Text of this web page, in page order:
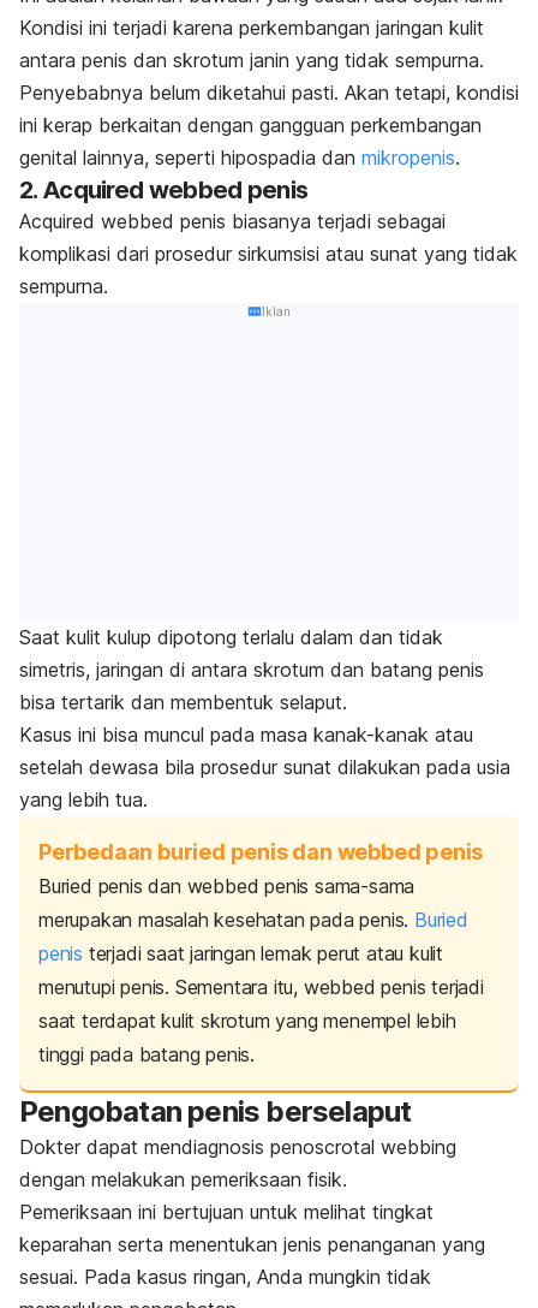
Kondisi ini terjadi karena perkembangan jaringan kulit
antara penis dan skrotum janin yang tidak sempurna.
Penyebabnya belum diketahui pasti. Akan tetapi, kondisi
ini kerap berkaitan dengan gangguan perkembangan
genital lainnya, seperti hipospadia dan mikropenis.
2. Acquired webbed penis
Acquired webbed penis biasanya terjadi sebagai
komplikasi dari prosedur sirkumsisi atau sunat yang tidak
sempurna.
Iklan
Saat kulit kulup dipotong terlalu dalam dan tidak
simetris, jaringan di antara skrotum dan batang penis
bisa tertarik dan membentuk selaput.
Kasus ini bisa muncul pada masa kanak-kanak atau
setelah dewasa bila prosedur sunat dilakukan pada usia
yang lebih tua.
Perbedaan buried penis dan webbed penis
Buried penisdan webbed penis sama-sama
merupakan masalah kesehatan pada penis. Buried
penis terjadi saat jaringan lemak perut atau kulit
menutupi penis. Sementara itu, webbed penisterjadi
saat terdapat kulit skrotum yang menempel lebih
tinggi pada batang penis.
Pengobatan penis berselaput
Dokter dapat mendiagnosis penoscrotal webbing
dengan melakukan pemeriksaan fisik.
Pemeriksaan ini bertujuan untuk melihat tingkat
keparahan serta menentukan jenis penanganan yang
sesuai. Pada kasus ringan, Anda mungkin tidak